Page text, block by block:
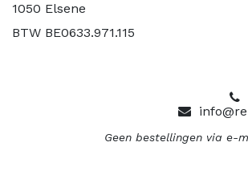
1050 Elsene
BTW BE0633.971.115
Geen bestellingen via e-